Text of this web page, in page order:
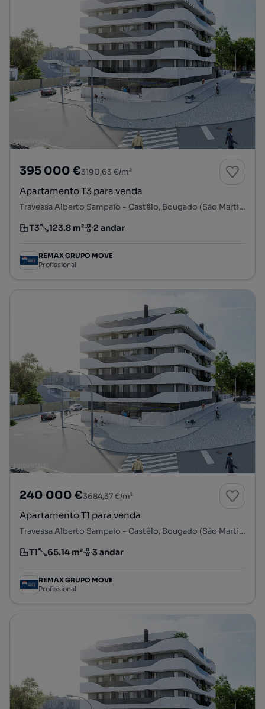
395 000 €3190,63 €/m²
Apartamento T3 para venda
Travessa Alberto Sampaio - Castêlo, Bougado (São Martinho e Santiago), Trofa, Porto
Tipologia
T3
Preço por metro quadrado
123.8 m²
Andar 2 andar
REMAX GRUPO MOVE
Profissional
240 000 €3684,37 €/m²
Apartamento T1 para venda
Travessa Alberto Sampaio - Castêlo, Bougado (São Martinho e Santiago), Trofa, Porto
Tipologia
T1
Preço por metro quadrado
65.14 m²
Andar 3 andar
REMAX GRUPO MOVE
Profissional